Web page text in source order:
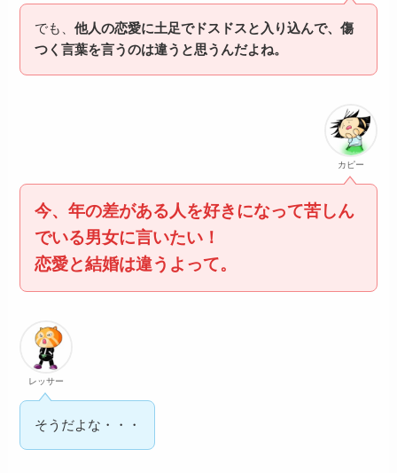
でも、 他人の恋愛に土足でドスドスと入り込んで、傷
つく言葉を言うのは違うと思うんだよね。
カピー
今、年の差がある人を好きになって苦しん
でいる男女に言いたい！
恋愛と結婚は違うよって。
レッサー
そうだよな・・・